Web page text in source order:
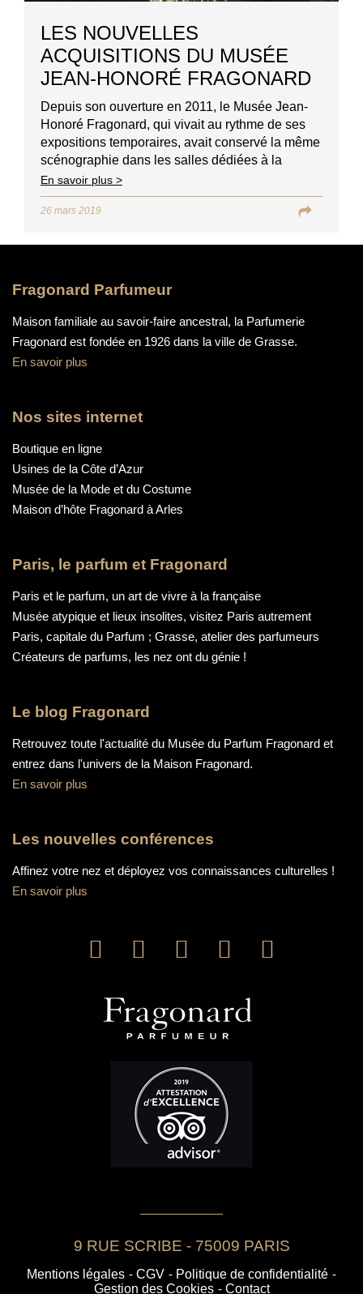
LES NOUVELLES
ACQUISITIONS DU MUSÉE
JEAN-HONORÉ FRAGONARD
Depuis son ouverture en 2011, le Musée Jean-
Honoré Fragonard, qui vivait au rythme de ses
expositions temporaires, avait conservé la même
scénographie dans les salles dédiées à la
présentation des collections permanentes. De
très récentes acquisitions font aujourd’hui leur
entrée et donnent l’occasion de repenser le
En savoir plus >
26 mars 2019
Fragonard Parfumeur
Maison familiale au savoir-faire ancestral, la Parfumerie
Fragonard est fondée en 1926 dans la ville de Grasse.
En savoir plus
Nos sites internet
Boutique en ligne
Usines de la Côte d’Azur
Musée de la Mode et du Costume
Maison d’hôte Fragonard à Arles
Paris, le parfum et Fragonard
Paris et le parfum, un art de vivre à la française
Musée atypique et lieux insolites, visitez Paris autrement
Paris, capitale du Parfum ; Grasse, atelier des parfumeurs
Créateurs de parfums, les nez ont du génie !
Le blog Fragonard
Retrouvez toute l'actualité du Musée du Parfum Fragonard et
entrez dans l'univers de la Maison Fragonard.
En savoir plus
Les nouvelles conférences
Affinez votre nez et déployez vos connaissances culturelles !
En savoir plus
9 RUE SCRIBE - 75009 PARIS
Mentions légales - CGV - Politique de confidentialité -
Gestion des Cookies - Contact